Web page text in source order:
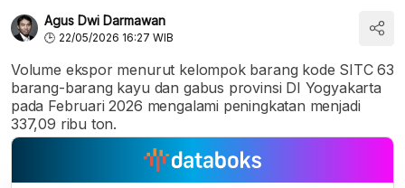
Agus Dwi Darmawan
22/05/2026 16:27 WIB
Volume ekspor menurut kelompok barang kode SITC 63
barang-barang kayu dan gabus provinsi DI Yogyakarta
pada Februari 2026 mengalami peningkatan menjadi
337,09 ribu ton.